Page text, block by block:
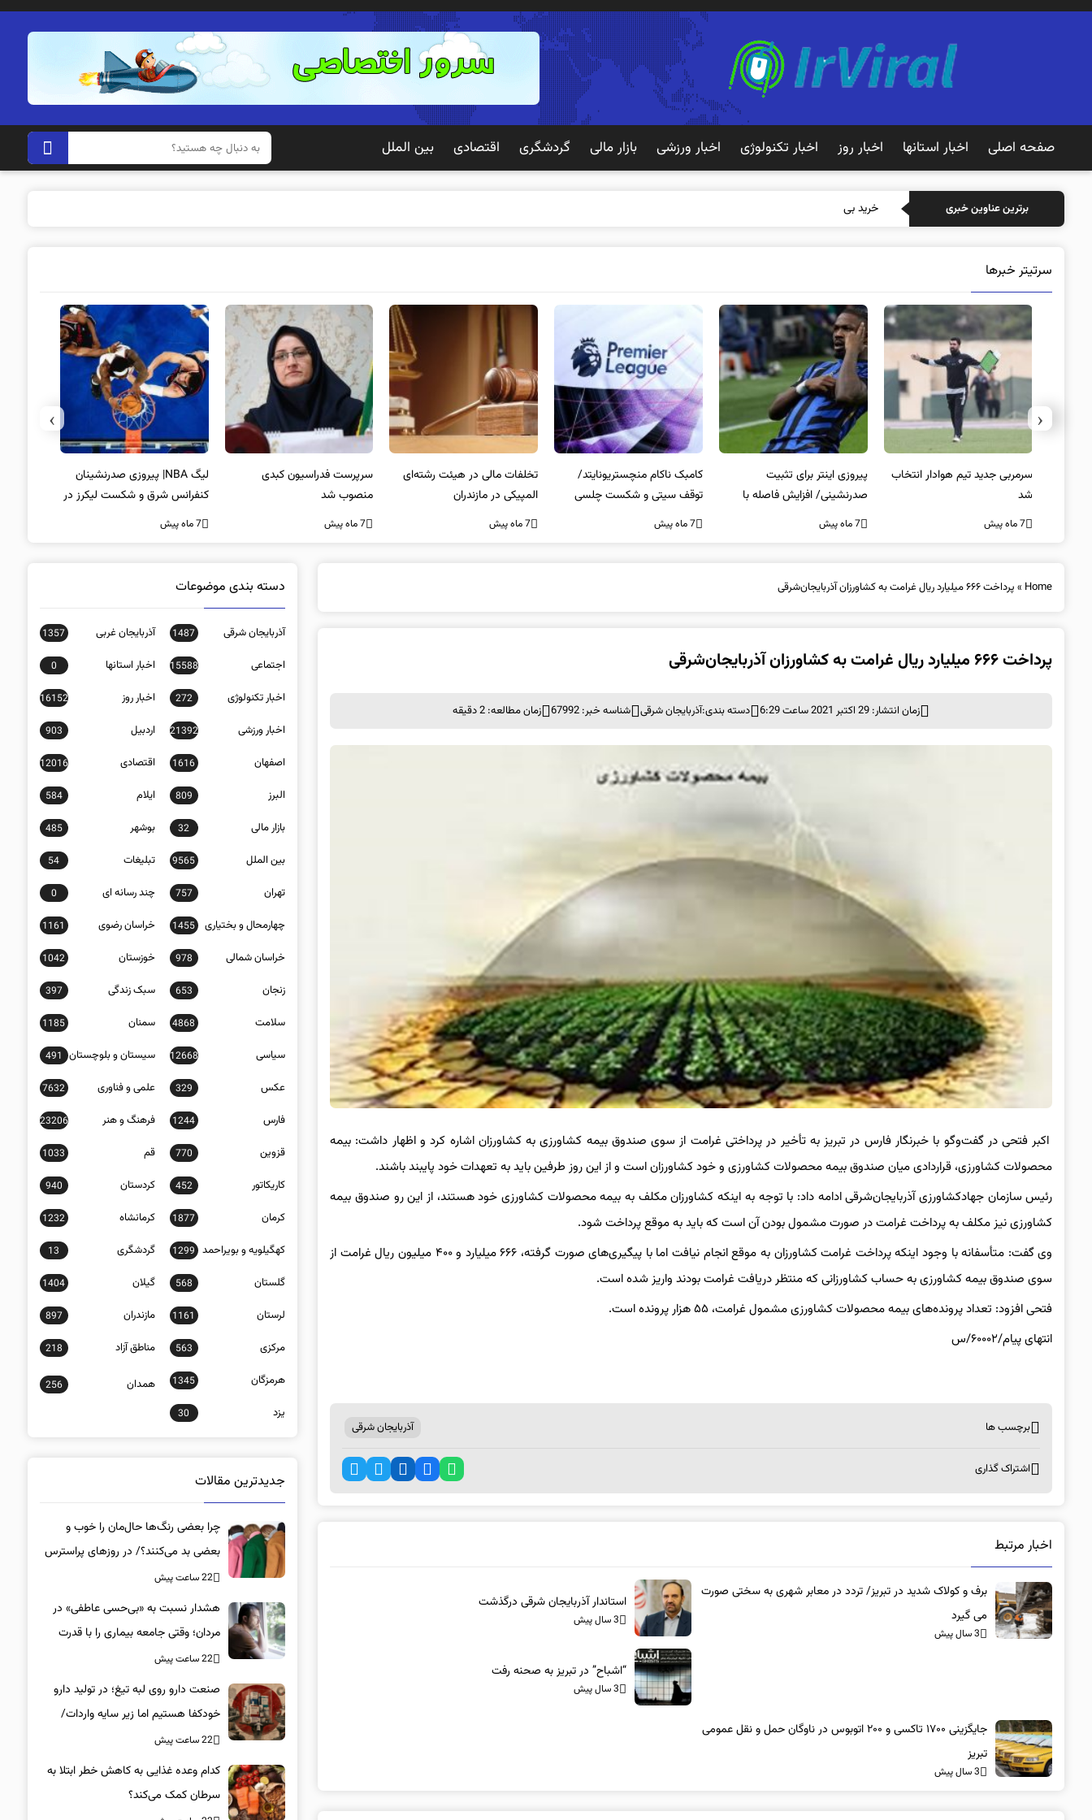
صفحه اصلی اخبار استانها اخبار روز اخبار تکنولوژی اخبار ورزشی بازار مالی گردشگری اقتصادی بین الملل
برترین عناوین خبری خرید بیمه: سنتی یا آنلاین
سرتیتر خبرها
سرمربی جدید تیم هوادار انتخاب
شد
7 ماه پیش
پیروزی اینتر برای تثبیت
صدرنشینی/ افزایش فاصله با
ناپولی
7 ماه پیش
کامبک ناکام منچستریونایتد/
توقف سیتی و شکست چلسی
7 ماه پیش
تخلفات مالی در هیئت رشته‌ای
المپیکی در مازندران
7 ماه پیش
سرپرست فدراسیون کبدی
منصوب شد
7 ماه پیش
لیگ NBA| پیروزی صدرنشینان
کنفرانس شرق و شکست لیکرز در
غیاب جیمز
7 ماه پیش
‹
›
Home
» پرداخت ۶۶۶ میلیارد ریال غرامت به کشاورزان آذربایجان‌شرقی
پرداخت ۶۶۶ میلیارد ریال غرامت به کشاورزان آذربایجان‌شرقی
زمان انتشار: 29 اکتبر 2021 ساعت 6:29 دسته بندی:آذربایجان شرقی شناسه خبر: 67992 زمان مطالعه: 2 دقیقه
اکبر فتحی در گفت‌وگو با خبرنگار فارس در تبریز به تأخیر در پرداختی غرامت از سوی صندوق بیمه کشاورزی به کشاورزان اشاره کرد و اظهار داشت: بیمه
محصولات کشاورزی، قراردادی میان صندوق بیمه محصولات کشاورزی و خود کشاورزان است و از این روز طرفین باید به تعهدات خود پایبند باشند.
رئیس سازمان جهادکشاورزی آذربایجان‌شرقی ادامه داد: با توجه به اینکه کشاورزان مکلف به بیمه محصولات کشاورزی خود هستند، از این رو صندوق بیمه
کشاورزی نیز مکلف به پرداخت غرامت در صورت مشمول بودن آن است که باید به موقع پرداخت شود.
وی گفت: متأسفانه با وجود اینکه پرداخت غرامت کشاورزان به موقع انجام نیافت اما با پیگیری‌های صورت گرفته، ۶۶۶ میلیارد و ۴۰۰ میلیون ریال غرامت از
سوی صندوق بیمه کشاورزی به حساب کشاورزانی که منتظر دریافت غرامت بودند واریز شده است.
فتحی افزود: تعداد پرونده‌های بیمه محصولات کشاورزی مشمول غرامت، ۵۵ هزار پرونده است.
انتهای پیام/۶۰۰۰۲/س
برچسب ها آذربایجان شرقی
اشتراک گذاری
اخبار مرتبط
برف و کولاک شدید در تبریز/ تردد در معابر شهری به سختی صورت
می گیرد
3 سال پیش
استاندار آذربایجان شرقی درگذشت
3 سال پیش
“اشباح” در تبریز به صحنه رفت
3 سال پیش
جایگزینی ۱۷۰۰ تاکسی و ۲۰۰ اتوبوس در ناوگان حمل و نقل عمومی
تبریز
3 سال پیش
دسته بندی موضوعات
آذربایجان شرقی 1487 آذربایجان غربی 1357
اجتماعی 15588 اخبار استانها 0
اخبار تکنولوژی 272 اخبار روز 16152
اخبار ورزشی 21392 اردبیل 903
اصفهان 1616 اقتصادی 12016
البرز 809 ایلام 584
بازار مالی 32 بوشهر 485
بین الملل 9565 تبلیغات 54
تهران 757 چند رسانه ای 0
چهارمحال و بختیاری 1455 خراسان رضوی 1161
خراسان شمالی 978 خوزستان 1042
زنجان 653 سبک زندگی 397
سلامت 4868 سمنان 1185
سیاسی 12668 سیستان و بلوچستان 491
عکس 329 علمی و فناوری 7632
فارس 1244 فرهنگ و هنر 23206
قزوین 770 قم 1033
کاریکاتور 452 کردستان 940
کرمان 1877 کرمانشاه 1232
کهگیلویه و بویراحمد 1299 گردشگری 13
گلستان 568 گیلان 1404
لرستان 1161 مازندران 897
مرکزی 563 مناطق آزاد 218
هرمزگان 1345 همدان 256
یزد 30
جدیدترین مقالات
چرا بعضی رنگ‌ها حال‌مان را خوب و
بعضی بد می‌کنند؟/ در روزهای پراسترس
این رنگ‌ها را بپوشید
22 ساعت پیش
هشدار نسبت به «بی‌حسی عاطفی» در
مردان؛ وقتی جامعه بیماری را با قدرت
اشتباه می‌گیرد
22 ساعت پیش
صنعت دارو روی لبه تیغ؛ در تولید دارو
خودکفا هستیم اما زیر سایه واردات/
کدام داروها این روزها کمیاب شده‌اند؟/
«کشور سه ماه ذخیره دارویی دارد»
22 ساعت پیش
کدام وعده غذایی به کاهش خطر ابتلا به
سرطان کمک می‌کند؟